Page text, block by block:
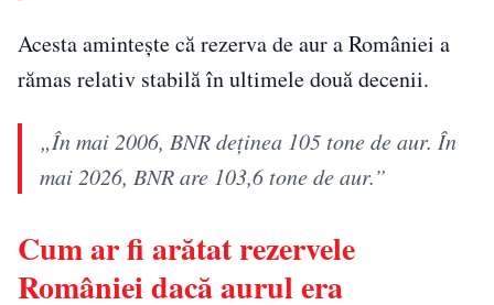
Acesta amintește că rezerva de aur a României a
rămas relativ stabilă în ultimele două decenii.
„În mai 2006, BNR deținea 105 tone de aur. În
mai 2026, BNR are 103,6 tone de aur.”
Cum ar fi arătat rezervele
României dacă aurul era